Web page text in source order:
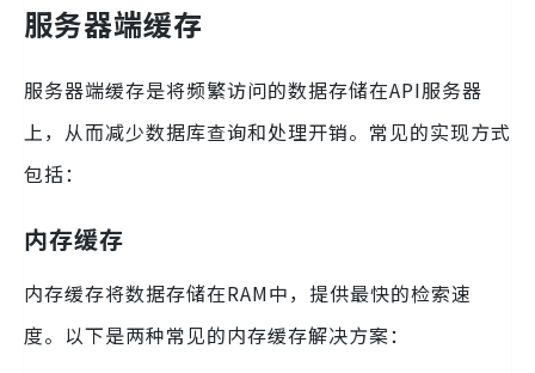
服务器端缓存
服务器端缓存是将频繁访问的数据存储在API服务器
上，从而减少数据库查询和处理开销。常见的实现方式
包括：
内存缓存
内存缓存将数据存储在RAM中，提供最快的检索速
度。以下是两种常见的内存缓存解决方案：